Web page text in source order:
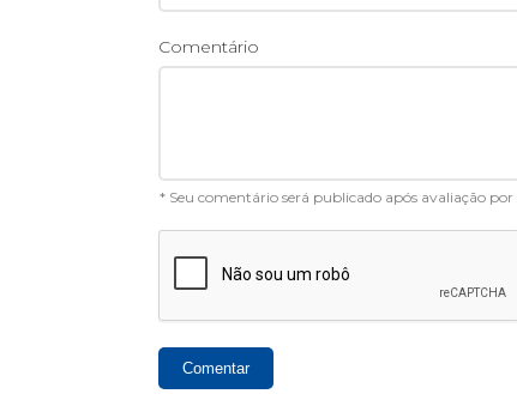
Comentário
* Seu comentário será publicado após avaliação por
Comentar